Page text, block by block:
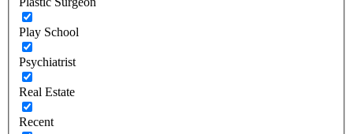
Play School
Psychiatrist
Real Estate
Recent